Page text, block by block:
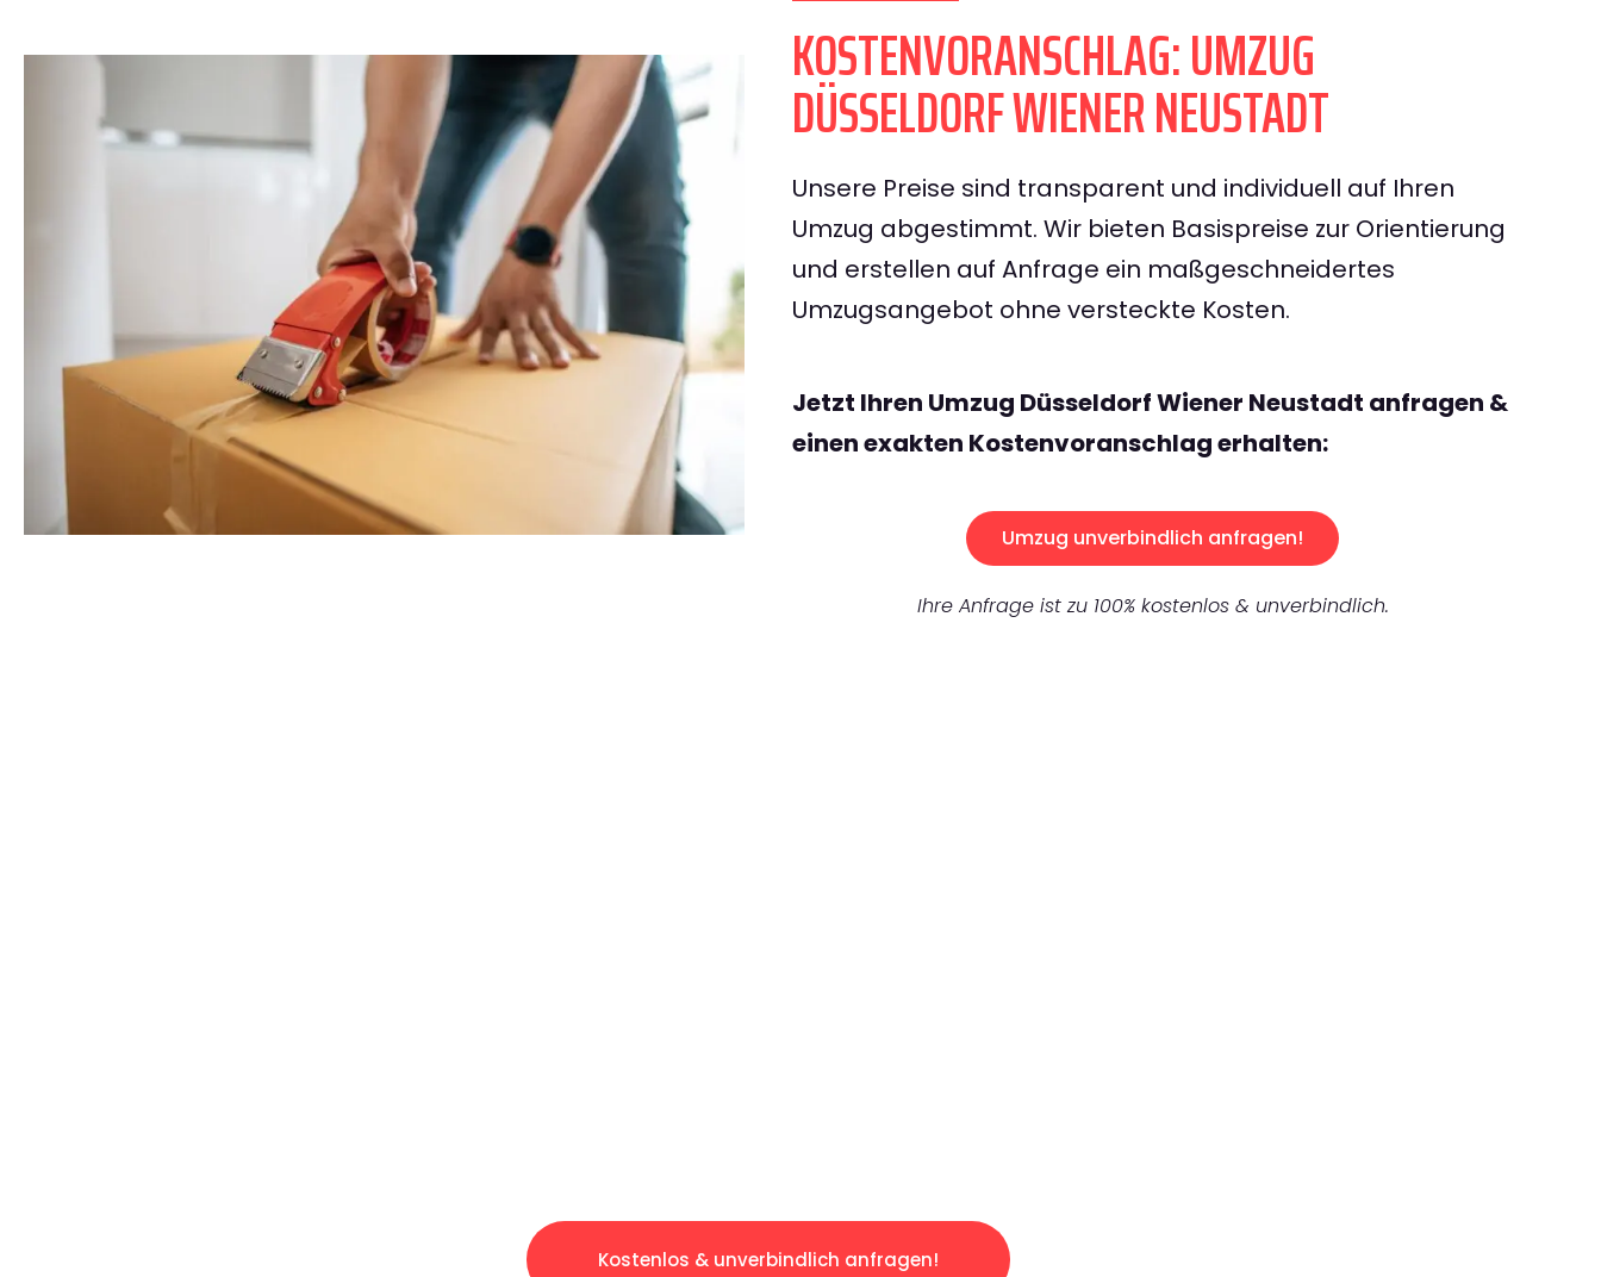
KOSTENVORANSCHLAG: UMZUG
DÜSSELDORF WIENER NEUSTADT
Unsere Preise sind transparent und individuell auf Ihren
Umzug abgestimmt. Wir bieten Basispreise zur Orientierung
und erstellen auf Anfrage ein maßgeschneidertes
Umzugsangebot ohne versteckte Kosten.
Jetzt Ihren Umzug Düsseldorf Wiener Neustadt anfragen &
einen exakten Kostenvoranschlag erhalten:
Umzug unverbindlich anfragen!
Ihre Anfrage ist zu 100% kostenlos & unverbindlich.
Kostenlos & unverbindlich anfragen!